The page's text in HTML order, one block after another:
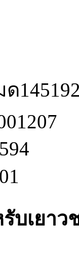
ด
เยาว